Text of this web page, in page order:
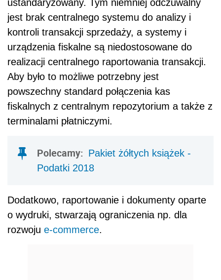
ustandaryzowany. Tym niemniej odczuwalny
jest brak centralnego systemu do analizy i
kontroli transakcji sprzedaży, a systemy i
urządzenia fiskalne są niedostosowane do
realizacji centralnego raportowania transakcji.
Aby było to możliwe potrzebny jest
powszechny standard połączenia kas
fiskalnych z centralnym repozytorium a także z
terminalami płatniczymi.
Polecamy: Pakiet żółtych książek -
Podatki 2018
Dodatkowo, raportowanie i dokumenty oparte
o wydruki, stwarzają ograniczenia np. dla
rozwoju e-commerce.